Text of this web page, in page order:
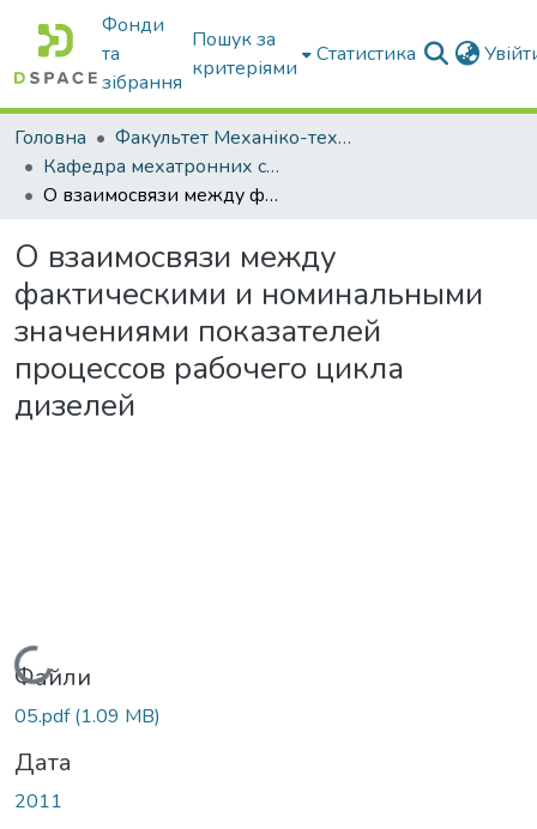
Фонди
та
зібрання
Пошук за
критеріями
Статистика
Головна
Факультет Механіко-технологічний
Кафедра мехатронних систем тракторів та сільскогосподарських машин
О взаимосвязи между фактическими и номинальными значениями показателей процессов рабочего цикла дизелей
О взаимосвязи между
фактическими и номинальными
значениями показателей
процессов рабочего цикла
дизелей
Вантажиться...
Файли
05.pdf(1.09 MB)
Дата
2011